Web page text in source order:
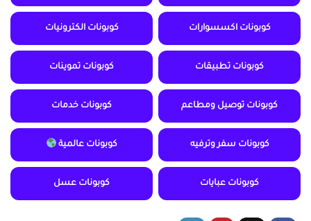
كوبونات اكسسوارات كوبونات الكترونيات
كوبونات تطبيقات كوبونات تموينات
كوبونات توصيل ومطاعم كوبونات خدمات
كوبونات سفر وترفيه كوبونات عالمية
كوبونات عبايات كوبونات عسل